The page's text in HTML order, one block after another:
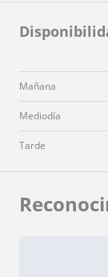
Mañana
Mediodía
Tarde